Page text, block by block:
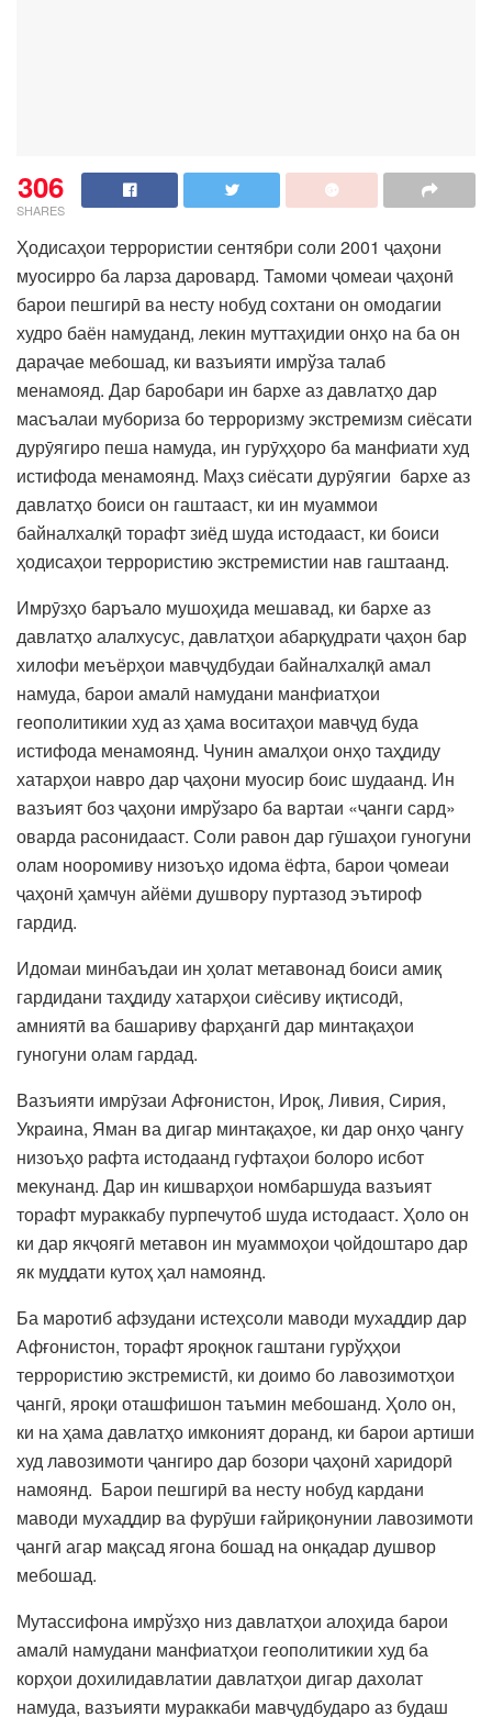
306
SHARES
Ҳодисаҳои террористии сентябри соли 2001 ҷаҳони
муосирро ба ларза даровард. Тамоми ҷомеаи ҷаҳонӣ
барои пешгирӣ ва несту нобуд сохтани он омодагии
худро баён намуданд, лекин муттаҳидии онҳо на ба он
дараҷае мебошад, ки вазъияти имрўза талаб
менамояд. Дар баробари ин бархе аз давлатҳо дар
масъалаи мубориза бо терроризму экстремизм сиёсати
дурӯягиро пеша намуда, ин гурӯҳҳоро ба манфиати худ
истифода менамоянд. Маҳз сиёсати дурӯягии бархе аз
давлатҳо боиси он гаштааст, ки ин муаммои
байналхалқӣ торафт зиёд шуда истодааст, ки боиси
ҳодисаҳои террористию экстремистии нав гаштаанд.
Имрӯзҳо баръало мушоҳида мешавад, ки бархе аз
давлатҳо алалхусус, давлатҳои абарқудрати ҷаҳон бар
хилофи меъёрҳои мавҷудбудаи байналхалқӣ амал
намуда, барои амалӣ намудани манфиатҳои
геополитикии худ аз ҳама воситаҳои мавҷуд буда
истифода менамоянд. Чунин амалҳои онҳо таҳдиду
хатарҳои навро дар ҷаҳони муосир боис шудаанд. Ин
вазъият боз ҷаҳони имрўзаро ба вартаи «ҷанги сард»
оварда расонидааст. Соли равон дар гӯшаҳои гуногуни
олам нооромиву низоъҳо идома ёфта, барои ҷомеаи
ҷаҳонӣ ҳамчун айёми душвору пуртазод эътироф
гардид.
Идомаи минбаъдаи ин ҳолат метавонад боиси амиқ
гардидани таҳдиду хатарҳои сиёсиву иқтисодӣ,
амниятӣ ва башариву фарҳангӣ дар минтақаҳои
гуногуни олам гардад.
Вазъияти имрӯзаи Афғонистон, Ироқ, Ливия, Сирия,
Украина, Яман ва дигар минтақаҳое, ки дар онҳо ҷангу
низоъҳо рафта истодаанд гуфтаҳои болоро исбот
мекунанд. Дар ин кишварҳои номбаршуда вазъият
торафт мураккабу пурпечутоб шуда истодааст. Ҳоло он
ки дар якҷоягӣ метавон ин муаммоҳои ҷойдоштаро дар
як муддати кутоҳ ҳал намоянд.
Ба маротиб афзудани истеҳсоли маводи мухаддир дар
Афғонистон, торафт яроқнок гаштани гурўҳҳои
террористию экстремистӣ, ки доимо бо лавозимотҳои
ҷангӣ, яроқи оташфишон таъмин мебошанд. Ҳоло он,
ки на ҳама давлатҳо имконият доранд, ки барои артиши
худ лавозимоти ҷангиро дар бозори ҷаҳонӣ харидорӣ
намоянд. Барои пешгирӣ ва несту нобуд кардани
маводи мухаддир ва фурӯши ғайриқонунии лавозимоти
ҷангӣ агар мақсад ягона бошад на онқадар душвор
мебошад.
Мутассифона имрўзҳо низ давлатҳои алоҳида барои
амалӣ намудани манфиатҳои геополитикии худ ба
корҳои дохилидавлатии давлатҳои дигар дахолат
намуда, вазъияти мураккаби мавҷудбударо аз будаш